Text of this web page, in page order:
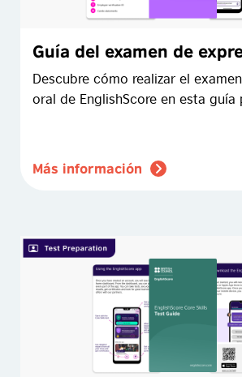
Guía del examen de
Descubre cómo realizar el
oral de EnglishScore en esta guía
Más información